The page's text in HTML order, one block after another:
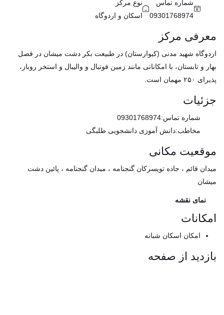
شماره تماس
09301768974
نوع مرکز
اسکان و اردوگاه
معرفی مرکز
اردوگاه شهید مدنی (کیوارستان) در طبیعت بکر دشت میشان در فصل
بهار و تابستان، با امکاناتی مانند زمین فوتبال و والیبال و استخر روباز،
پذیرای ۲۵۰ مهمان است.
جزئیات
شماره تماس:09301768974
مخاطب:دانش آموزی دانشجویی طلبگی
موقعیت مکانی
میدان قائم ، جاده تویسرکان گنجنامه ، میدان گنجنامه ، پائین دشت
میشان
نمای نقشه
امکانات
امکان اسکان شبانه
بازدید از صفحه